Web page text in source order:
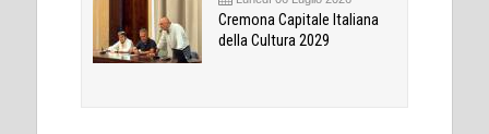
Cremona Capitale Italiana
della Cultura 2029